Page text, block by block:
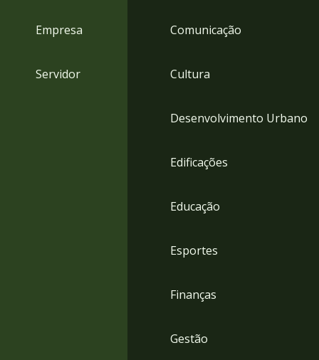
Empresa
Servidor
Comunicação
Cultura
Desenvolvimento Urbano
Edificações
Educação
Esportes
Finanças
Gestão